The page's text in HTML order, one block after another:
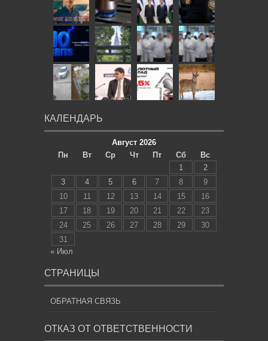
КАЛЕНДАРЬ
Август 2026
Пн
Вт Ср Чт Пт Сб
Вс
1
2
3
4 5 6 7 8
9
10
11 12 13 14 15
16
17
18 19 20 21 22
23
24
25 26 27 28 29
30
31
« Июл
СТРАНИЦЫ
ОБРАТНАЯ СВЯЗЬ
ОТКАЗ ОТ ОТВЕТСТВЕННОСТИ